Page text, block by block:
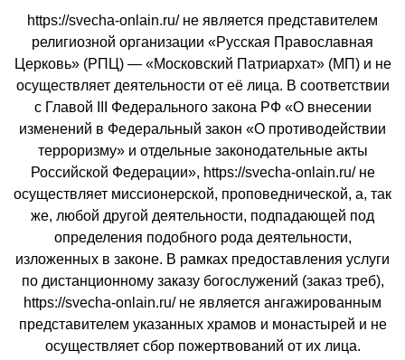
https://svecha-onlain.ru/ не является представителем
религиозной организации «Русская Православная
Церковь» (РПЦ) — «Московский Патриархат» (МП) и не
осуществляет деятельности от её лица. В соответствии
с Главой III Федерального закона РФ «О внесении
изменений в Федеральный закон «О противодействии
терроризму» и отдельные законодательные акты
Российской Федерации», https://svecha-onlain.ru/ не
осуществляет миссионерской, проповеднической, а, так
же, любой другой деятельности, подпадающей под
определения подобного рода деятельности,
изложенных в законе. В рамках предоставления услуги
по дистанционному заказу богослужений (заказ треб),
https://svecha-onlain.ru/ не является ангажированным
представителем указанных храмов и монастырей и не
осуществляет сбор пожертвований от их лица.